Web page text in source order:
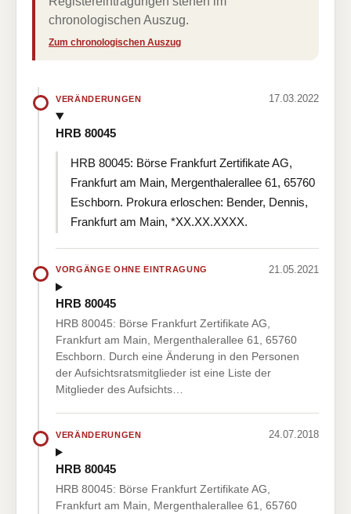
chronologischen Auszug.
Zum chronologischen Auszug
VERÄNDERUNGEN 17.03.2022
HRB 80045
HRB 80045: Börse Frankfurt Zertifikate AG,
Frankfurt am Main, Mergenthalerallee 61, 65760
Eschborn. Prokura erloschen: Bender, Dennis,
Frankfurt am Main, *XX.XX.XXXX.
VORGÄNGE OHNE EINTRAGUNG 21.05.2021
HRB 80045
HRB 80045: Börse Frankfurt Zertifikate AG,
Frankfurt am Main, Mergenthalerallee 61, 65760
Eschborn. Durch eine Änderung in den Personen
der Aufsichtsratsmitglieder ist eine Liste der
Mitglieder des Aufsichts…
VERÄNDERUNGEN 24.07.2018
HRB 80045
HRB 80045: Börse Frankfurt Zertifikate AG,
Frankfurt am Main, Mergenthalerallee 61, 65760